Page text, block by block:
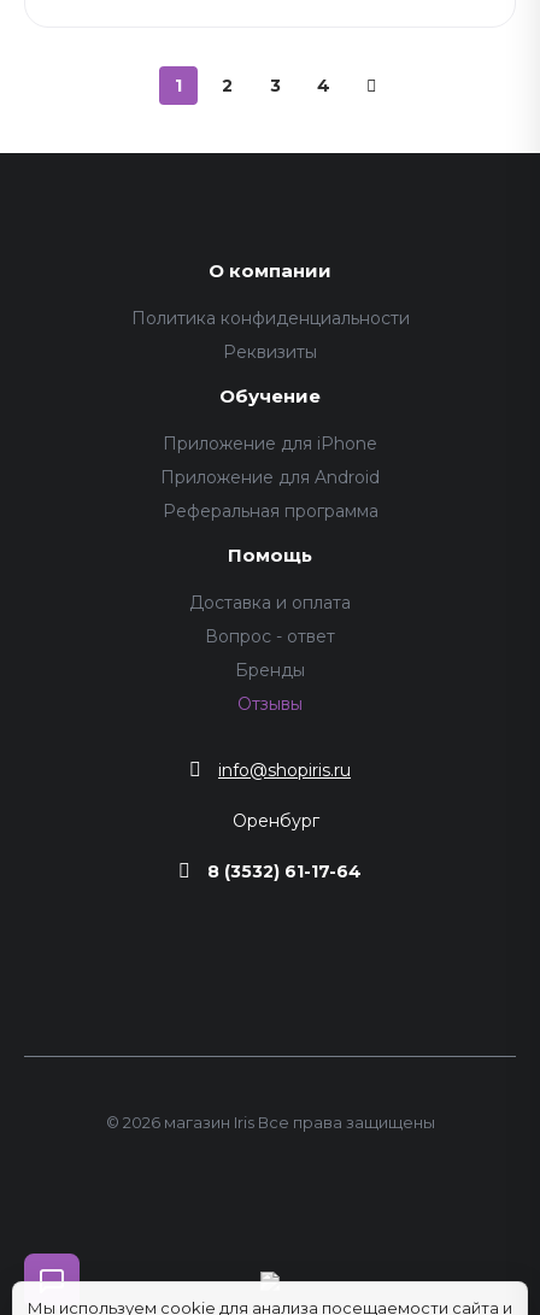
1 2 3 4
О компании
Политика конфиденциальности
Реквизиты
Обучение
Приложение для iPhone
Приложение для Android
Реферальная программа
Помощь
Доставка и оплата
Вопрос - ответ
Бренды
Отзывы
info@shopiris.ru
Оренбург
8 (3532) 61-17-64
© 2026 магазин Iris Все права защищены
Мы используем cookie для анализа посещаемости сайта и